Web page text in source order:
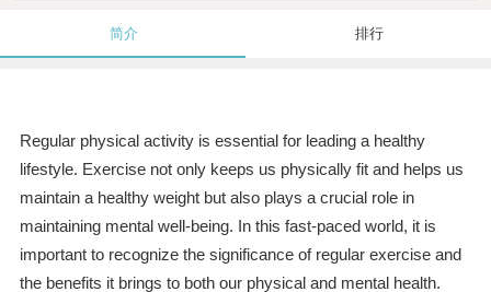
简介 排行
Regular physical activity is essential for leading a healthy
lifestyle. Exercise not only keeps us physically fit and helps us
maintain a healthy weight but also plays a crucial role in
maintaining mental well-being. In this fast-paced world, it is
important to recognize the significance of regular exercise and
the benefits it brings to both our physical and mental health.